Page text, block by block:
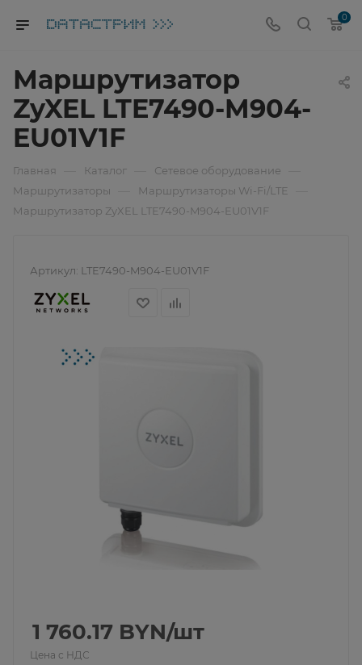
0
Маршрутизатор
ZyXEL LTE7490-M904-
EU01V1F
Главная Каталог Сетевое оборудование
Маршрутизаторы Маршрутизаторы Wi-Fi/LTE
Маршрутизатор ZyXEL LTE7490-M904-EU01V1F
Артикул: LTE7490-M904-EU01V1F
1 760.17 BYN/шт
Цена с НДС